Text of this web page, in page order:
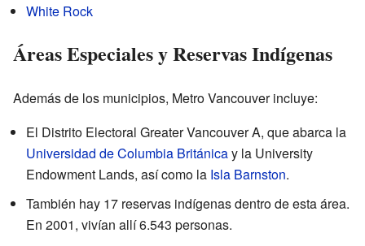
White Rock
Áreas Especiales y Reservas Indígenas
Además de los municipios, Metro Vancouver incluye:
El Distrito Electoral Greater Vancouver A, que abarca la
Universidad de Columbia Británicay la University
Endowment Lands, así como la Isla Barnston.
También hay 17 reservas indígenas dentro de esta área.
En 2001, vivían allí 6.543 personas.